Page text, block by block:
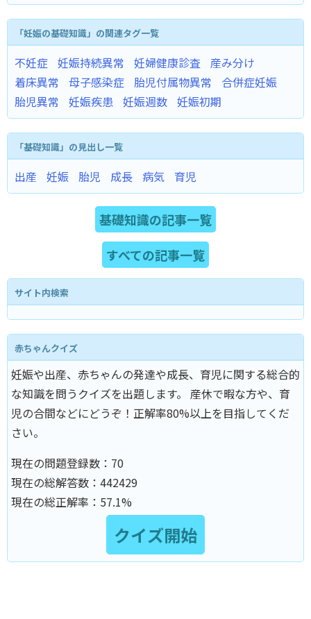
「妊娠の基礎知識」の関連タグ一覧
不妊症 妊娠持続異常 妊婦健康診査
産み分け
着床異常
母子感染症 胎児付属物異常
合併症妊娠
胎児異常
妊娠疾患 妊娠週数 妊娠初期
「基礎知識」の見出し一覧
出産 妊娠 胎児 成長 病気 育児
基礎知識の記事一覧
すべての記事一覧
サイト内検索
赤ちゃんクイズ
妊娠や出産、赤ちゃんの発達や成長、育児に関する総合的
な知識を問うクイズを出題します。 産休で暇な方や、育
児の合間などにどうぞ！正解率80%以上を目指してくだ
さい。
現在の問題登録数： 70
現在の総解答数： 442429
現在の総正解率： 57.1%